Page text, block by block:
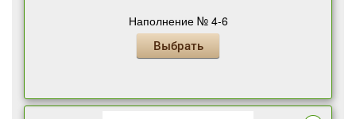
Наполнение № 4-6
Выбрать